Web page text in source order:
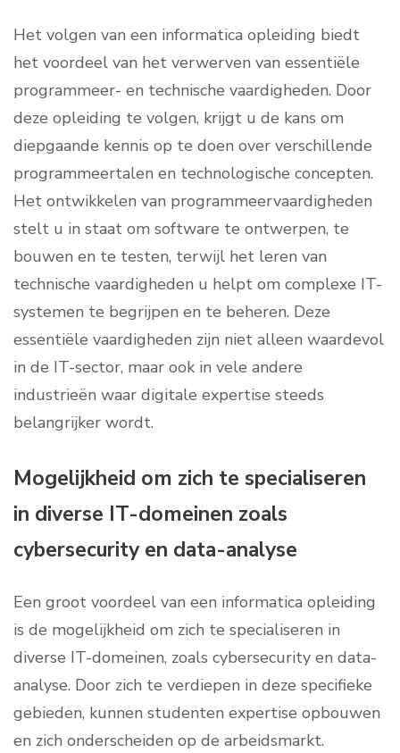
Het volgen van een informatica opleiding biedt
het voordeel van het verwerven van essentiële
programmeer- en technische vaardigheden. Door
deze opleiding te volgen, krijgt u de kans om
diepgaande kennis op te doen over verschillende
programmeertalen en technologische concepten.
Het ontwikkelen van programmeervaardigheden
stelt u in staat om software te ontwerpen, te
bouwen en te testen, terwijl het leren van
technische vaardigheden u helpt om complexe IT-
systemen te begrijpen en te beheren. Deze
essentiële vaardigheden zijn niet alleen waardevol
in de IT-sector, maar ook in vele andere
industrieën waar digitale expertise steeds
belangrijker wordt.
Mogelijkheid om zich te specialiseren
in diverse IT-domeinen zoals
cybersecurity en data-analyse
Een groot voordeel van een informatica opleiding
is de mogelijkheid om zich te specialiseren in
diverse IT-domeinen, zoals cybersecurity en data-
analyse. Door zich te verdiepen in deze specifieke
gebieden, kunnen studenten expertise opbouwen
en zich onderscheiden op de arbeidsmarkt.